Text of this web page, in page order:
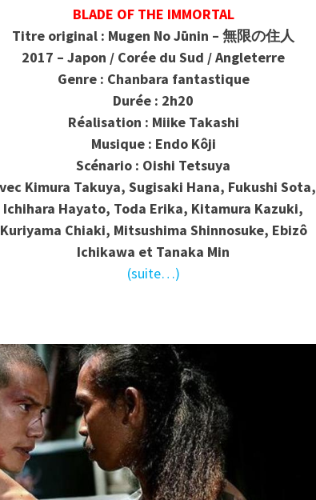
BLADE OF THE IMMORTAL
Titre original : Mugen No Jūnin – 無限の住人
2017 – Japon / Corée du Sud / Angleterre
Genre : Chanbara fantastique
Durée : 2h20
Réalisation : Miike Takashi
Musique : Endo Kôji
Scénario : Oishi Tetsuya
Kimura Takuya, Sugisaki Hana, Fukushi Sota,
Ichihara Hayato, Toda Erika, Kitamura Kazuki,
Kuriyama Chiaki, Mitsushima Shinnosuke, Ebizô
Ichikawa et Tanaka Min
(suite…)